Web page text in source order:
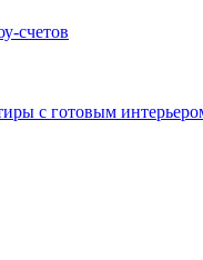
счетов
с готовым